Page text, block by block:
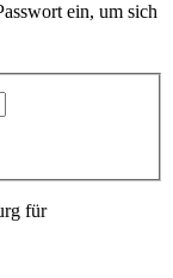
ein, um sich
für